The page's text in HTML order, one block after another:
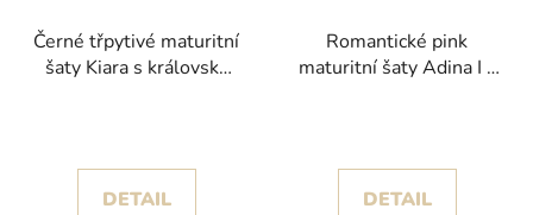
Černé třpytivé maturitní
šaty Kiara s královsky
DETAIL
Romantické pink
maturitní šaty Adina I s
DETAIL